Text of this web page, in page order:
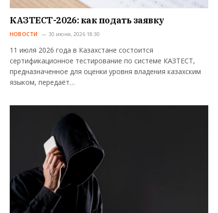
КАЗТЕСТ-2026: как подать заявку
НОВОСТИ 30 июня, 2026 18:30
11 июля 2026 года в Казахстане состоится
сертификационное тестирование по системе КАЗТЕСТ,
предназначенное для оценки уровня владения казахским
языком, передаёт…